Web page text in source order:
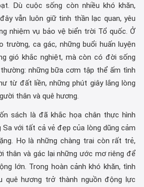
Dù cuộc sống còn nhiều khó khăn,
vẫn luôn giữ tinh thần lạc quan, yêu
nhiệm vụ bảo vệ biển trời Tổ quốc. Ở
ca gác, những buổi huấn luyện
gió khắc nghiệt, mà còn có đời sống
những bữa cơm tập thể ấm tình
từ đất liền, những phút giây lắng lòng
thân và quê hương.
sách là đã khắc họa chân thực hình
Sa với tất cả vẻ đẹp của lòng dũng cảm
Họ là những chàng trai còn rất trẻ,
thân và gác lại những ước mơ riêng để
lớn. Trong hoàn cảnh khó khăn, tình
quê hương trở thành nguồn động lực